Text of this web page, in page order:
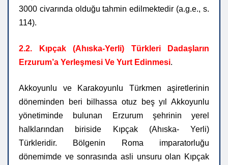
3000 civarında olduğu tahmin edilmektedir (a.g.e., s.
114).
2.2. Kıpçak (Ahıska-Yerli) Türkleri Dadaşların
Erzurum’a Yerleşmesi Ve Yurt Edinmesi.
Akkoyunlu ve Karakoyunlu Türkmen aşiretlerinin
döneminden beri bilhassa otuz beş yıl Akkoyunlu
yönetiminde bulunan Erzurum şehrinin yerel
halklarından biriside Kıpçak (Ahıska- Yerli)
Türkleridir. Bölgenin Roma imparatorluğu
dönemimde ve sonrasında asli unsuru olan Kıpçak